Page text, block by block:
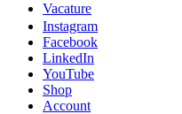
Vacatureㅤ
Instagram
Facebook
LinkedIn
YouTube
Shop
Account